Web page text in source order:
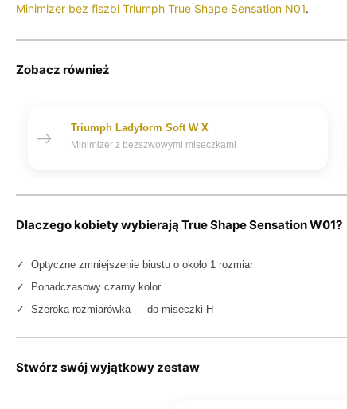
Minimizer bez fiszbi Triumph True Shape Sensation N01.
Zobacz również
Triumph Ladyform Soft W X
Minimizer z bezszwowymi miseczkami
Dlaczego kobiety wybierają True Shape Sensation W01?
✓ Optyczne zmniejszenie biustu o około 1 rozmiar
✓ Ponadczasowy czarny kolor
✓ Szeroka rozmiarówka — do miseczki H
Stwórz swój wyjątkowy zestaw